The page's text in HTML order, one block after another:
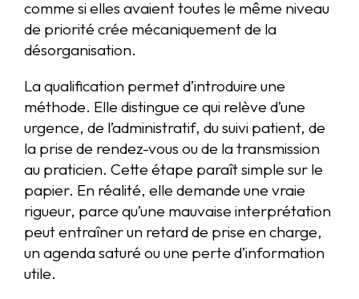
comme si elles avaient toutes le même niveau
de priorité crée mécaniquement de la
désorganisation.
La qualification permet d’introduire une
méthode. Elle distingue ce qui relève d’une
urgence, de l’administratif, du suivi patient, de
la prise de rendez-vous ou de la transmission
au praticien. Cette étape paraît simple sur le
papier. En réalité, elle demande une vraie
rigueur, parce qu’une mauvaise interprétation
peut entraîner un retard de prise en charge,
un agenda saturé ou une perte d’information
utile.